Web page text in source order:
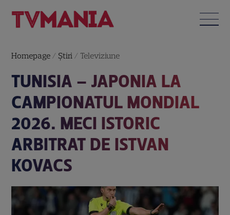
Homepage / Știri / Televiziune
TUNISIA – JAPONIA LA
CAMPIONATUL MONDIAL
2026. MECI ISTORIC
ARBITRAT DE ISTVAN
KOVACS